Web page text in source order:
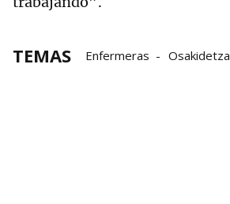
TEMAS Enfermeras Osakidetza